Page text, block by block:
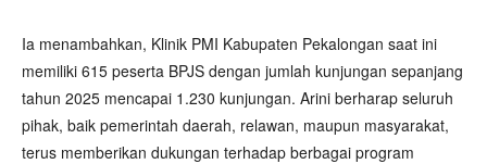
Ia menambahkan, Klinik PMI Kabupaten Pekalongan saat ini
memiliki 615 peserta BPJS dengan jumlah kunjungan sepanjang
tahun 2025 mencapai 1.230 kunjungan. Arini berharap seluruh
pihak, baik pemerintah daerah, relawan, maupun masyarakat,
terus memberikan dukungan terhadap berbagai program